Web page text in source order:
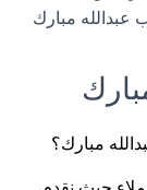
عبدالله مبارك
مبارك؟